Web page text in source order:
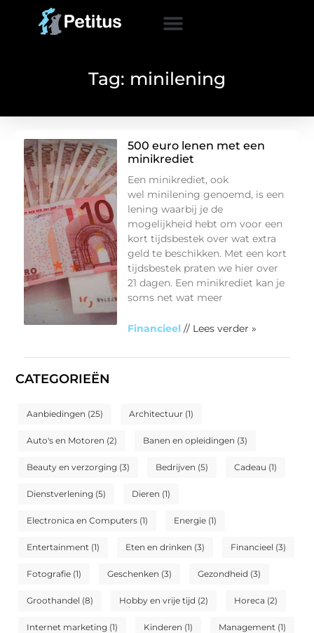
Tag: minilening
CATEGORIEËN
Aanbiedingen (25) Architectuur (1)
Auto's en Motoren (2) Banen en opleidingen (3)
Beauty en verzorging (3) Bedrijven (5) Cadeau (1)
Dienstverlening (5) Dieren (1)
Electronica en Computers (1) Energie (1)
Entertainment (1) Eten en drinken (3) Financieel (3)
Fotografie (1) Geschenken (3) Gezondheid (3)
Groothandel (8) Hobby en vrije tijd (2) Horeca (2)
Internet marketing (1) Kinderen (1) Management (1)
500 euro lenen met een
minikrediet
Een minikrediet, ook
wel minilening genoemd, is een
lening waarbij je de
mogelijkheid hebt om voor een
kort tijdsbestek over wat extra
geld te beschikken. Met een kort
tijdsbestek praten we hier over
21 dagen. Een minikrediet kan je
soms net wat meer
Financieel // Lees verder »